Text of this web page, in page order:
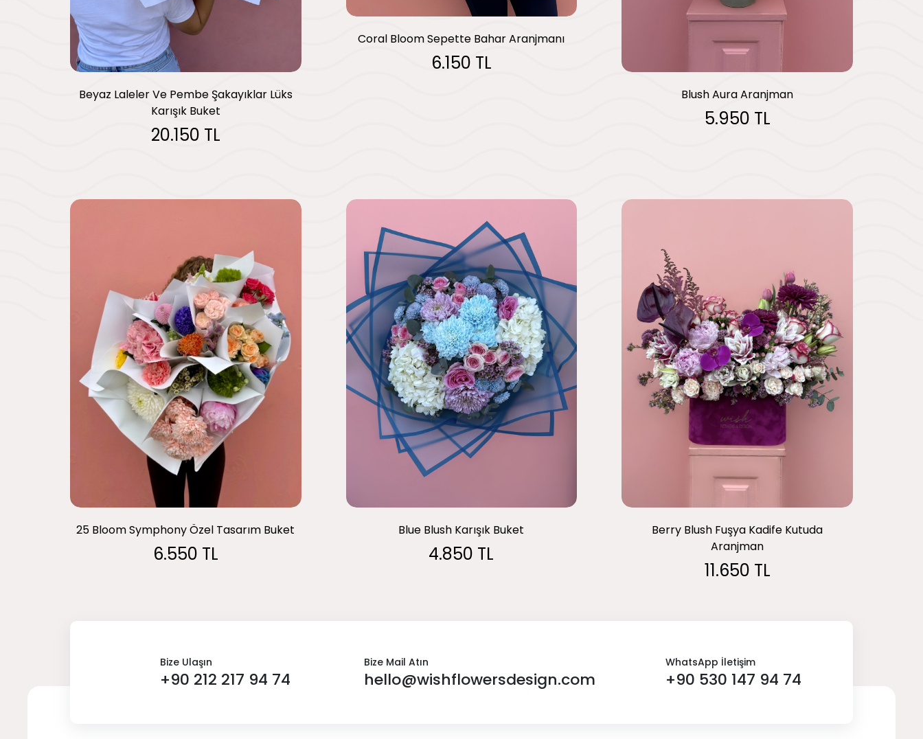
Beyaz Laleler Ve Pembe Şakayıklar Lüks
Karışık Buket
20.150 TL
Coral Bloom Sepette Bahar Aranjmanı
6.150 TL
Blush Aura Aranjman
5.950 TL
25 Bloom Symphony Özel Tasarım Buket
6.550 TL
Blue Blush Karışık Buket
4.850 TL
Berry Blush Fuşya Kadife Kutuda
Aranjman
11.650 TL
Bize Ulaşın
+90 212 217 94 74
Bize Mail Atın
hello@wishflowersdesign.com
WhatsApp İletişim
+90 530 147 94 74